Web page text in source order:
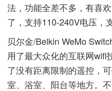
法，功能全差不多，有喜
了，支持110-240V电压，
贝尔金/Belkin WeMo
用了最大众化的互联网wifi
了没有距离限制的遥控，
室、浴室、阳台等地方。